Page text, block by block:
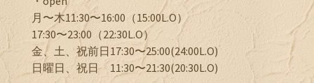
月〜木11:30〜16:00（15:00L.O）
17:30〜23:00（22:30L.O）
金、土、祝前日17:30〜25:00(24:00L.O)
日曜日、祝日 11:30〜21:30(20:30L.O)